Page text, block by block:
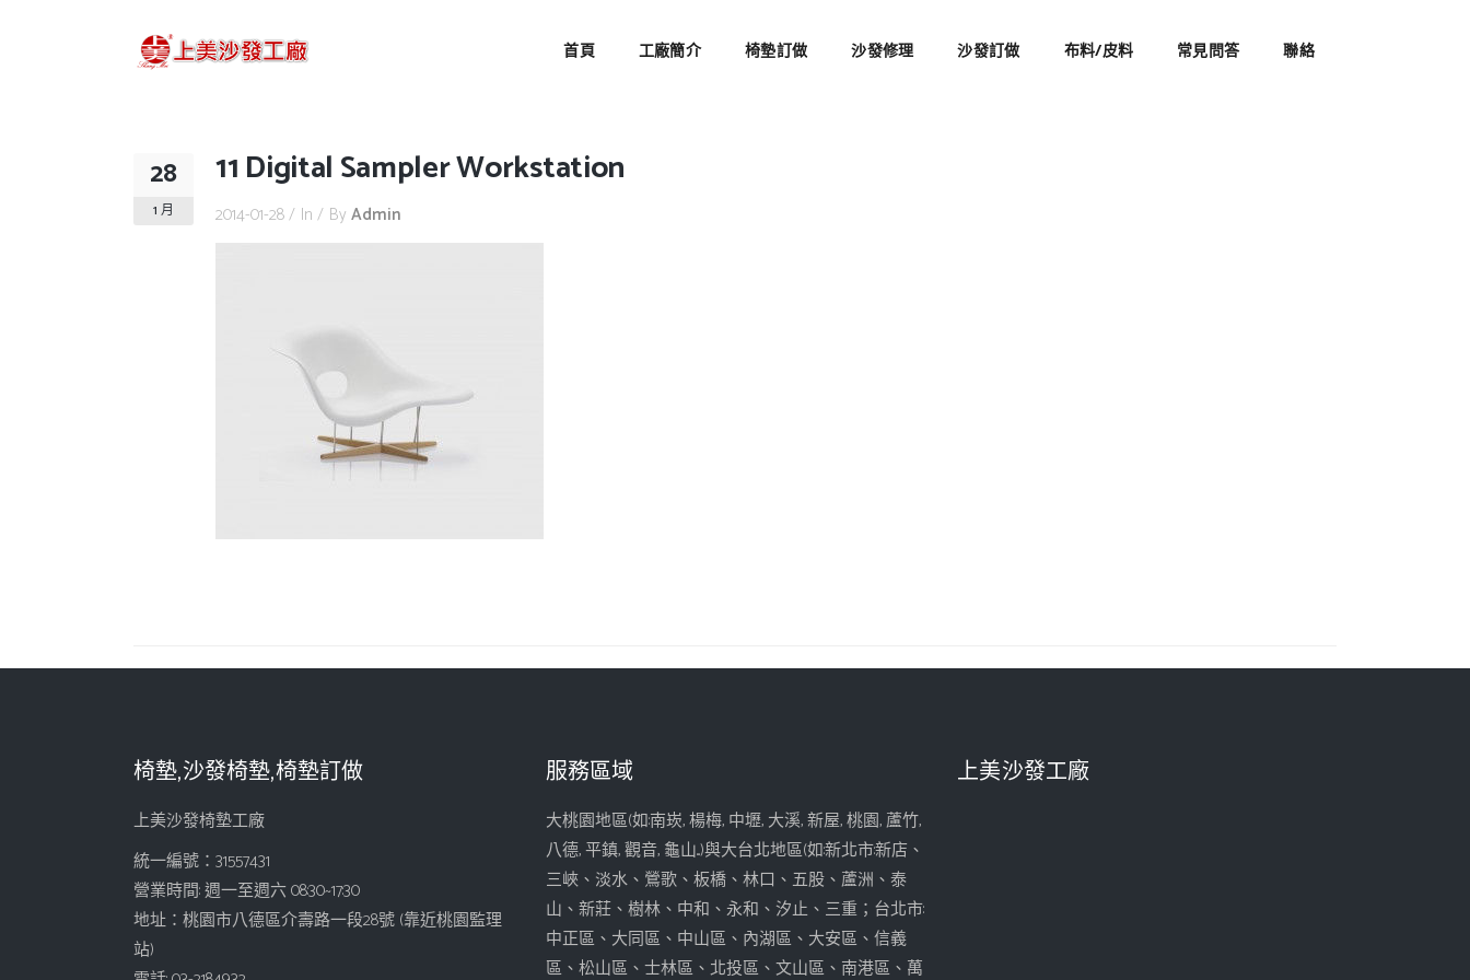
首頁 工廠簡介 椅墊訂做 沙發修理 沙發訂做 布料/皮料 常見問答 聯絡
28
1 月
11 Digital Sampler Workstation
2014-01-28 In By Admin
椅墊,沙發椅墊,椅墊訂做
上美沙發椅墊工廠
統一編號：31557431
營業時間: 週一至週六 08:30~17:30
地址：桃園市八德區介壽路一段28號 (靠近桃園監理
站)
服務區域
大桃園地區(如:南崁, 楊梅, 中壢, 大溪, 新屋, 桃園, 蘆竹,
八德, 平鎮, 觀音, 龜山...)與大台北地區(如:新北市:新店、
三峽、淡水、鶯歌、板橋、林口、五股、蘆洲、泰
山、新莊、樹林、中和、永和、汐止、三重；台北市:
中正區、大同區、中山區、內湖區、大安區、信義
區、松山區、士林區、北投區、文山區、南港區、萬
上美沙發工廠